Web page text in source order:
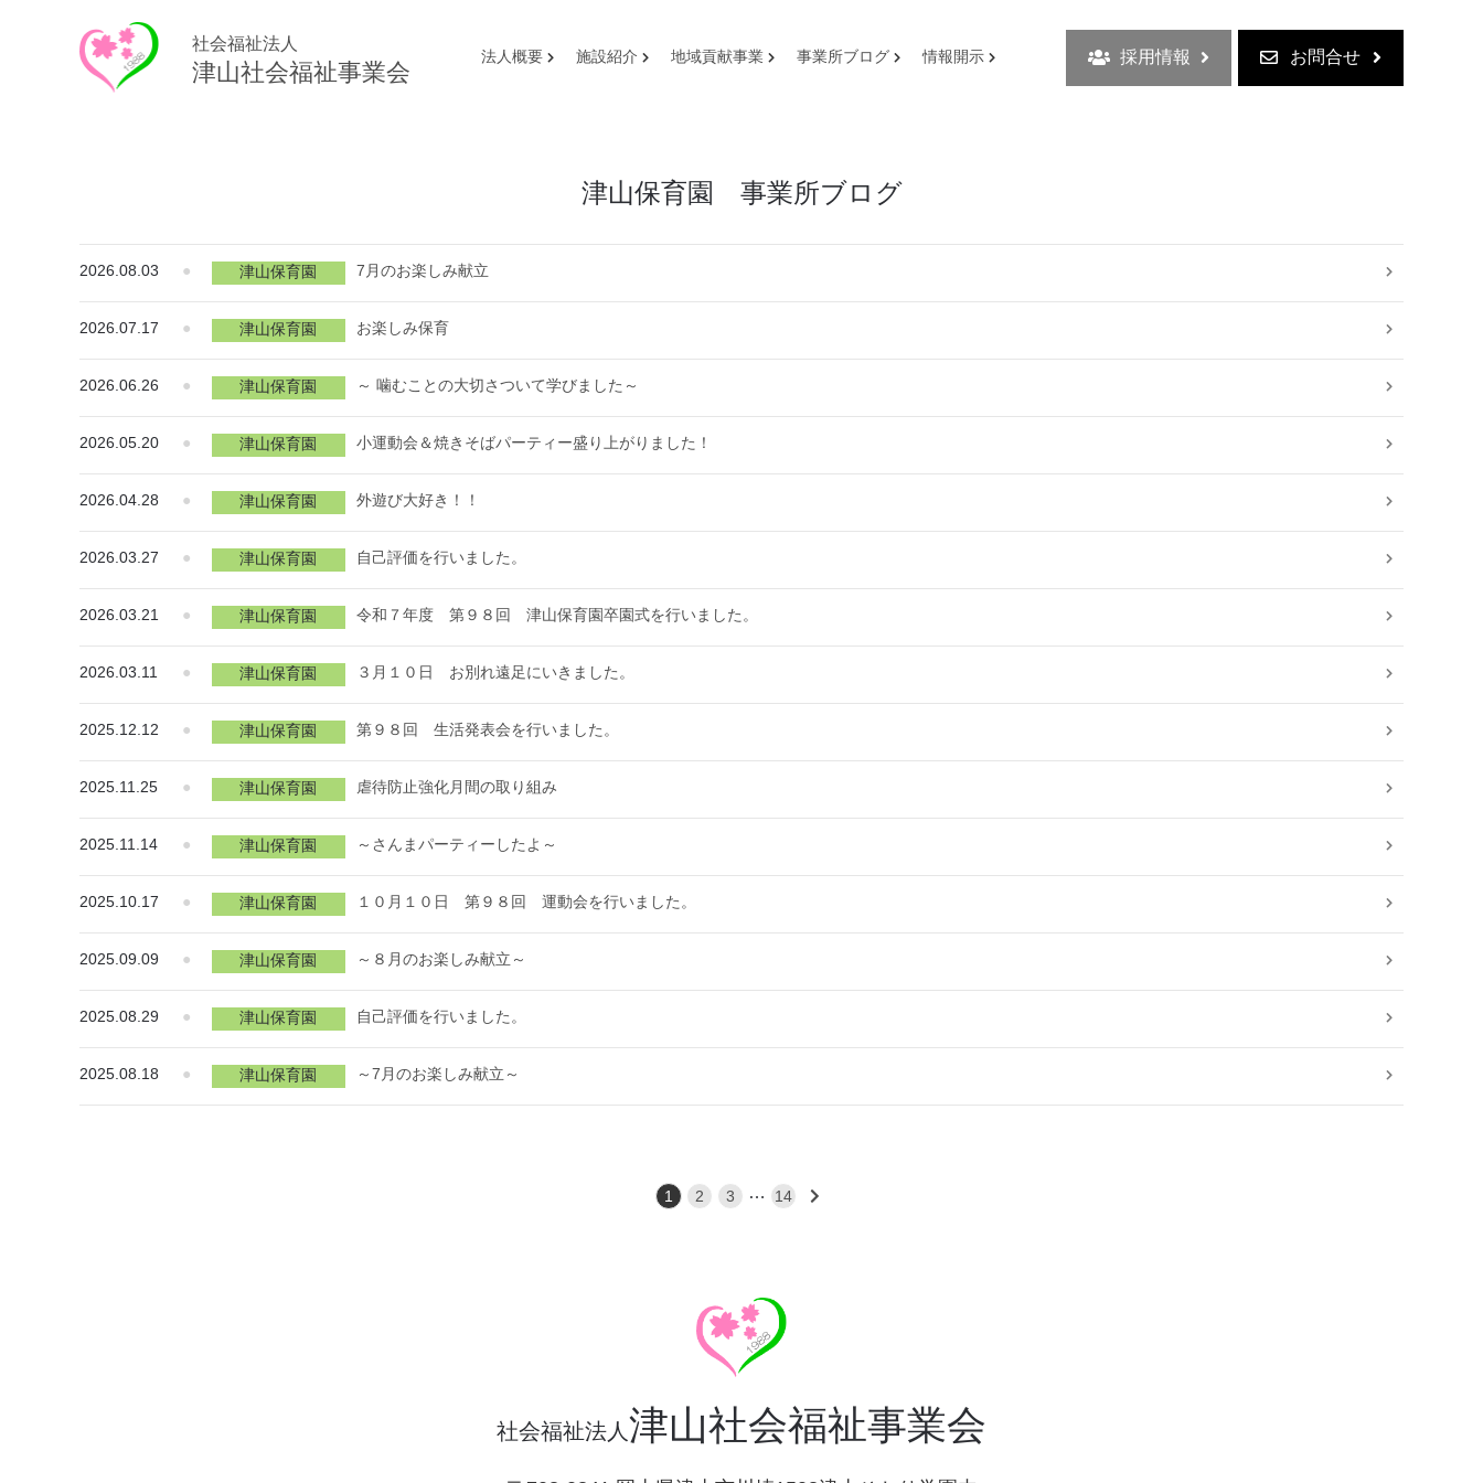
社会福祉法人
津山社会福祉事業会
法人概要 施設紹介 地域貢献事業 事業所ブログ 情報開示 採用情報 お問合せ
津山保育園 事業所ブログ
2026.08.03 ● 津山保育園 7月のお楽しみ献立
2026.07.17 ● 津山保育園 お楽しみ保育
2026.06.26 ● 津山保育園 ～ 噛むことの大切さついて学びました～
2026.05.20 ● 津山保育園 小運動会＆焼きそばパーティー盛り上がりました！
2026.04.28 ● 津山保育園 外遊び大好き！！
2026.03.27 ● 津山保育園 自己評価を行いました。
2026.03.21 ● 津山保育園 令和７年度 第９８回 津山保育園卒園式を行いました。
2026.03.11 ● 津山保育園 ３月１０日 お別れ遠足にいきました。
2025.12.12 ● 津山保育園 第９８回 生活発表会を行いました。
2025.11.25 ● 津山保育園 虐待防止強化月間の取り組み
2025.11.14 ● 津山保育園 ～さんまパーティーしたよ～
2025.10.17 ● 津山保育園 １０月１０日 第９８回 運動会を行いました。
2025.09.09 ● 津山保育園 ～８月のお楽しみ献立～
2025.08.29 ● 津山保育園 自己評価を行いました。
2025.08.18 ● 津山保育園 ～7月のお楽しみ献立～
1 2 3 … 14
社会福祉法人津山社会福祉事業会